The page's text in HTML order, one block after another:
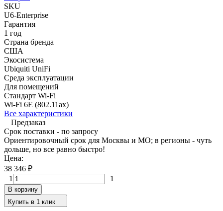
SKU
U6-Enterprise
Гарантия
1 год
Страна бренда
США
Экосистема
Ubiquiti UniFi
Среда эксплуатации
Для помещений
Стандарт Wi-Fi
Wi-Fi 6E (802.11ax)
Все характеристики
Предзаказ
Срок поставки - по запросу
Ориентировочный срок для Москвы и МО; в регионы - чуть
дольше, но все равно быстро!
Цена:
38 346 ₽
1
1
В корзину
Купить в 1 клик